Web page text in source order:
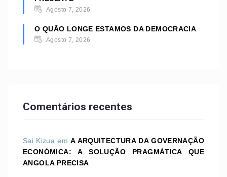
Agosto 7, 2026
O QUÃO LONGE ESTAMOS DA DEMOCRACIA
Agosto 7, 2026
Comentários recentes
Sai Kizua emA ARQUITECTURA DA GOVERNAÇÃO
ECONÓMICA: A SOLUÇÃO PRAGMÁTICA QUE
ANGOLA PRECISA